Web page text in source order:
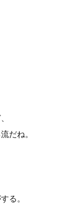
だね。
る。